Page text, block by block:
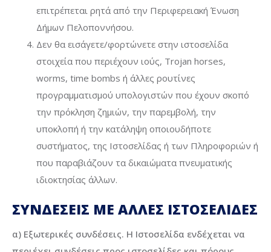
επιτρέπεται ρητά από την Περιφερειακή Ένωση
Δήμων Πελοποννήσου.
Δεν θα εισάγετε/φορτώνετε στην ιστοσελίδα
στοιχεία που περιέχουν ιούς, Trojan horses,
worms, time bombs ή άλλες ρουτίνες
προγραμματισμού υπολογιστών που έχουν σκοπό
την πρόκληση ζημιών, την παρεμβολή, την
υποκλοπή ή την κατάληψη οποιουδήποτε
συστήματος, της Ιστοσελίδας ή των Πληροφοριών ή
που παραβιάζουν τα δικαιώματα πνευματικής
ιδιοκτησίας άλλων.
ΣΥΝΔΕΣΕΙΣ ΜΕ ΑΛΛΕΣ ΙΣΤΟΣΕΛΙΔΕΣ
α) Εξωτερικές συνδέσεις. Η Ιστοσελίδα ενδέχεται να